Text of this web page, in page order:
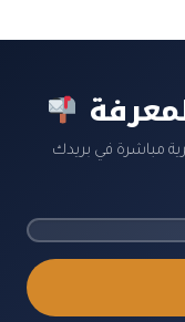
مباشرة في بريدك